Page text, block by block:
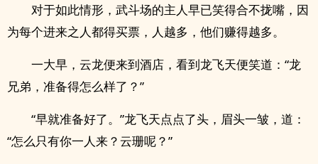
对于如此情形，武斗场的主人早已笑得合不拢嘴，因
为每个进来之人都得买票，人越多，他们赚得越多。
一大早，云龙便来到酒店，看到龙飞天便笑道：“龙
兄弟，准备得怎么样了？”
“早就准备好了。”龙飞天点点了头，眉头一皱，道：
“怎么只有你一人来？云珊呢？”